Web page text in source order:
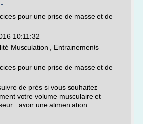
pour une prise de masse et de
10:11:32
Musculation , Entrainements
pour une prise de masse et de
de près si vous souhaitez
votre volume musculaire et
: avoir une alimentation